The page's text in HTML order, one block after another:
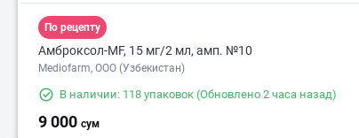
По рецепту
Амброксол-MF, 15 мг/2 мл, амп. №10
Mediofarm, ООО (Узбекистан)
В наличии: 118 упаковок (Обновлено 2 часа назад)
9 000 сум